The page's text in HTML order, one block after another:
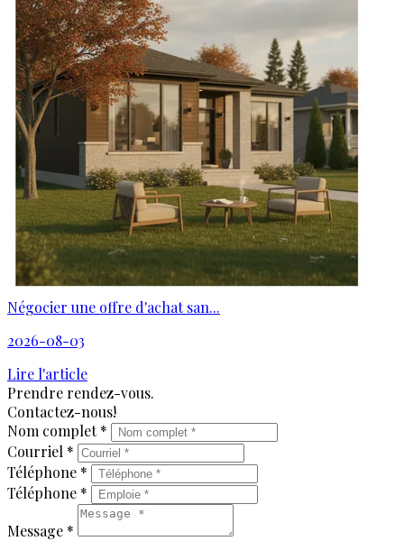
Négocier une offre d'achat san...
2026-08-03
Lire l'article
Prendre rendez-vous.
Contactez-nous!
Nom complet *
Courriel *
Téléphone *
Téléphone *
Message *